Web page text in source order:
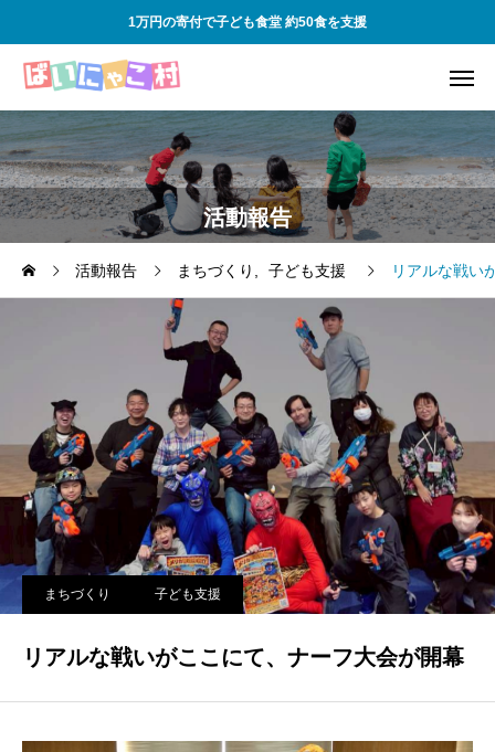
1万円の寄付で子ども食堂 約50食を支援
活動報告
活動報告 まちづくり 子ども支援 リアルな戦い
まちづくり 子ども支援
リアルな戦いがここにて、ナーフ大会が開幕